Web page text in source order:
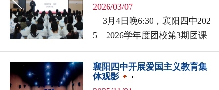
美...
2026/03/07
3月4日晚6:30，襄阳四中202
5—2026学年度团校第3期团课
在学校团校教室隆重举行。襄
阳四中校长...
襄阳四中开展爱国主义教育集
体观影